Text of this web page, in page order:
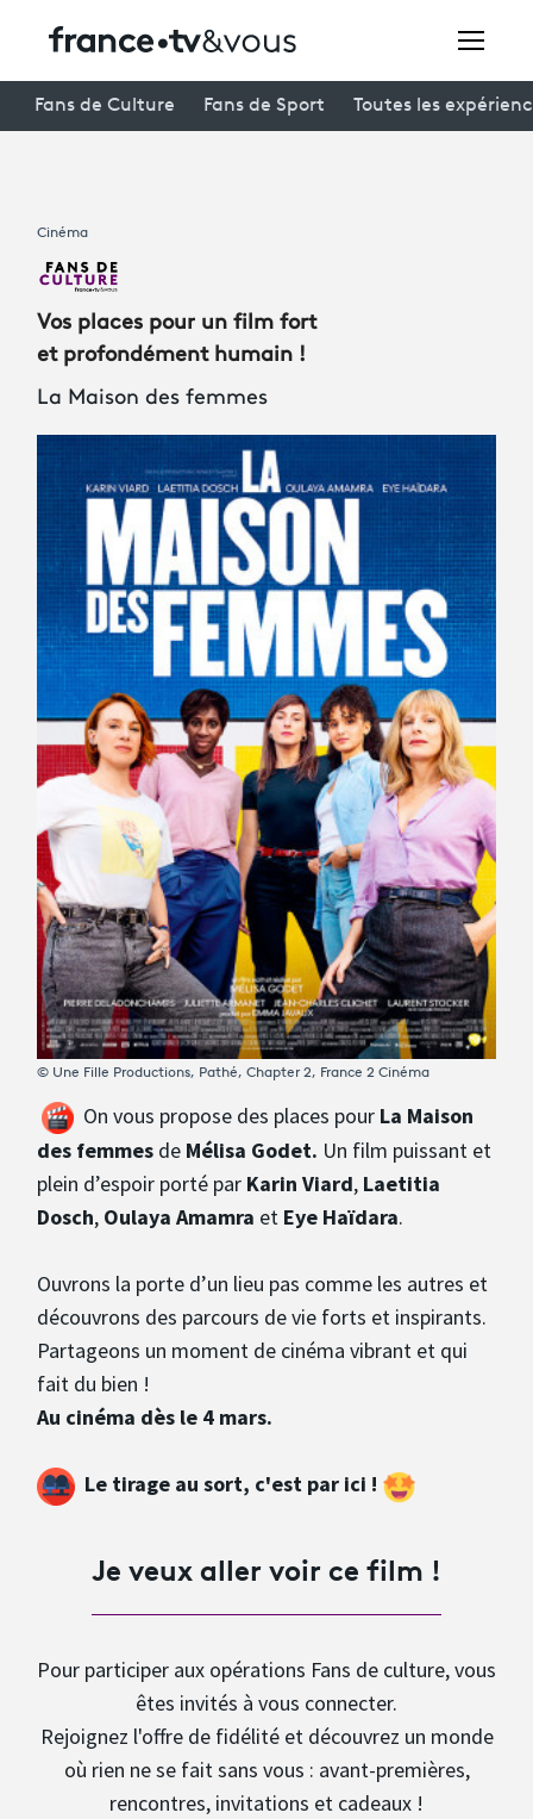
connexion
Avantages fidélité
À la une
Participer et assister à une émission
À votre écoute
Productions et innovation
Programme tv
Fans de Culture Fans de Sport Toutes les
Cinéma
Vos places pour un film fort
et profondément humain !
La Maison des femmes
© Une Fille Productions, Pathé, Chapter 2, France 2 Cinéma
On vous propose des places pour La Maison
des femmes de Mélisa Godet. Un film puissant et
plein d’espoir porté par Karin Viard, Laetitia
Dosch, Oulaya Amamra et Eye Haïdara.
Ouvrons la porte d’un lieu pas comme les autres et
découvrons des parcours de vie forts et inspirants.
Partageons un moment de cinéma vibrant et qui
fait du bien !
Au cinéma dès le 4 mars.
Le tirage au sort, c'est par ici !
Je veux aller voir ce film !
Pour participer aux opérations Fans de culture, vous
êtes invités à vous connecter.
Rejoignez l'offre de fidélité et découvrez un monde
où rien ne se fait sans vous : avant-premières,
rencontres, invitations et cadeaux !